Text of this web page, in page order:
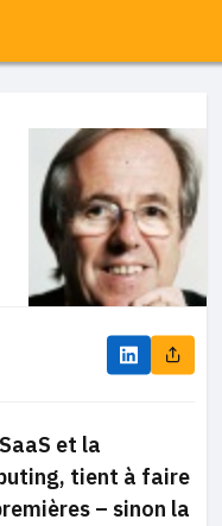
et la
tient à faire
– sinon la